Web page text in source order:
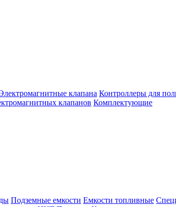
клапана Контроллеры для
клапанов Комплектующие
Подземные емкости Емкости топливные